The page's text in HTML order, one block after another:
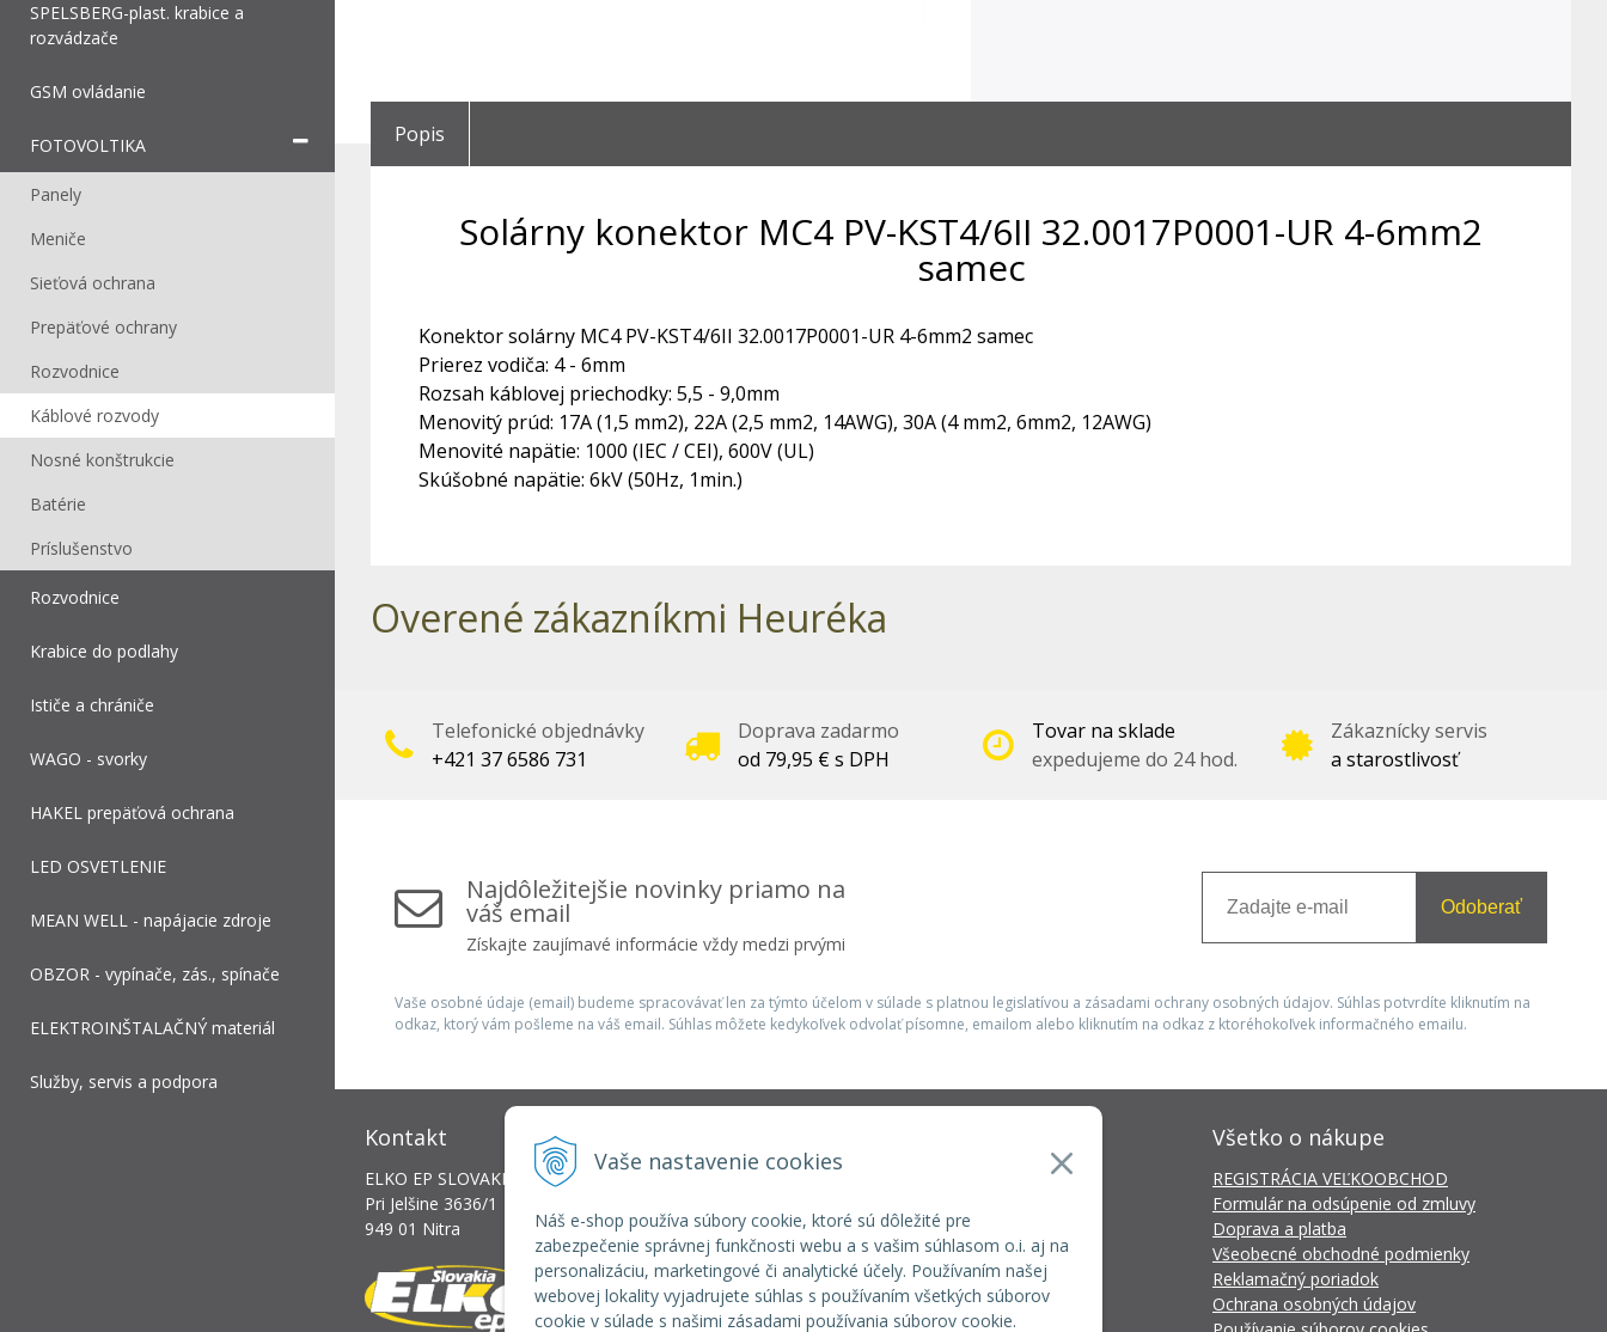
Vaše nastavenie cookies
Náš e-shop používa súbory cookie, ktoré sú dôležité pre
zabezpečenie správnej funkčnosti webu a s vašim súhlasom o.i. aj na
personalizáciu, marketingové či analytické účely. Používaním našej
webovej lokality vyjadrujete súhlas s používaním všetkých súborov
cookie v súlade s našimi zásadami používania súborov cookie.
SPELSBERG-plast. krabice a
rozvádzače
GSM ovládanie
FOTOVOLTIKA
Panely
Meniče
Sieťová ochrana
Prepäťové ochrany
Rozvodnice
Káblové rozvody
Nosné konštrukcie
Batérie
Príslušenstvo
Rozvodnice
Krabice do podlahy
Ističe a chrániče
WAGO - svorky
HAKEL prepäťová ochrana
LED OSVETLENIE
MEAN WELL - napájacie zdroje
OBZOR - vypínače, zás., spínače
ELEKTROINŠTALAČNÝ materiál
Služby, servis a podpora
Popis
Solárny konektor MC4 PV-KST4/6II 32.0017P0001-UR 4-6mm2
samec
Konektor solárny MC4 PV-KST4/6II 32.0017P0001-UR 4-6mm2 samec
Prierez vodiča: 4 - 6mm
Rozsah káblovej priechodky: 5,5 - 9,0mm
Menovitý prúd: 17A (1,5 mm2), 22A (2,5 mm2, 14AWG), 30A (4 mm2, 6mm2, 12AWG)
Menovité napätie: 1000 (IEC / CEI), 600V (UL)
Skúšobné napätie: 6kV (50Hz, 1min.)
Overené zákazníkmi Heuréka
Telefonické objednávky
+421 37 6586 731
Doprava zadarmo
od 79,95 € s DPH
Tovar na sklade
expedujeme do 24 hod.
Zákaznícky servis
a starostlivosť
Najdôležitejšie novinky priamo na
váš email
Získajte zaujímavé informácie vždy medzi prvými
Odoberať
Vaše osobné údaje (email) budeme spracovávať len za týmto účelom v súlade s platnou legislatívou a zásadami ochrany osobných údajov. Súhlas potvrdíte kliknutím na
odkaz, ktorý vám pošleme na váš email. Súhlas môžete kedykoľvek odvolať písomne, emailom alebo kliknutím na odkaz z ktoréhokoľvek informačného emailu.
Kontakt
ELKO EP SLOVAKIA, s.r.o.
Pri Jelšine 3636/1
949 01 Nitra
+421 37 6586 731
+421 907 982 328
Všetko o nákupe
REGISTRÁCIA VEĽKOOBCHOD
Formulár na odsúpenie od zmluvy
Doprava a platba
Všeobecné obchodné podmienky
Reklamačný poriadok
Ochrana osobných údajov